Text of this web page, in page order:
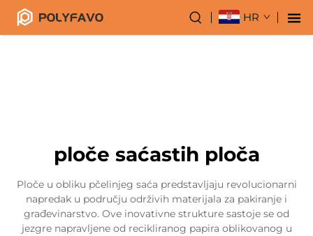
HR
ploče saćastih ploča
Ploče u obliku pčelinjeg saća predstavljaju revolucionarni
napredak u području održivih materijala za pakiranje i
građevinarstvo. Ove inovativne strukture sastoje se od
jezgre napravljene od recikliranog papira oblikovanog u